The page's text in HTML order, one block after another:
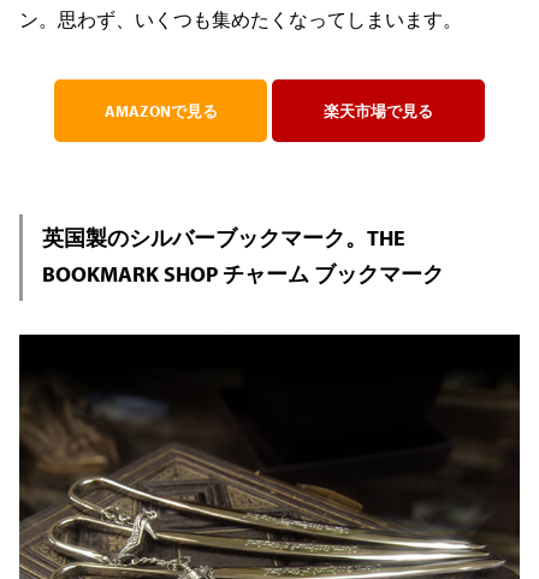
ン。思わず、いくつも集めたくなってしまいます。
AMAZONで見る 楽天市場で見る
英国製のシルバーブックマーク。THE
BOOKMARK SHOP チャーム ブックマーク